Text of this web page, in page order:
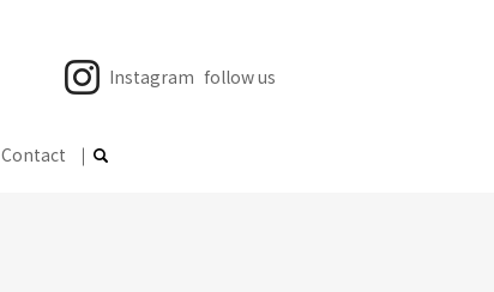
Contact
Instagram follow us